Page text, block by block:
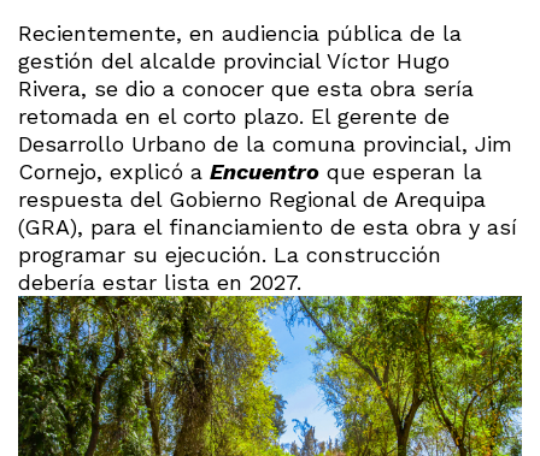
Recientemente, en audiencia pública de la
gestión del alcalde provincial Víctor Hugo
Rivera, se dio a conocer que esta obra sería
retomada en el corto plazo. El gerente de
Desarrollo Urbano de la comuna provincial, Jim
Cornejo, explicó a Encuentro que esperan la
respuesta del Gobierno Regional de Arequipa
(GRA), para el financiamiento de esta obra y así
programar su ejecución. La construcción
debería estar lista en 2027.